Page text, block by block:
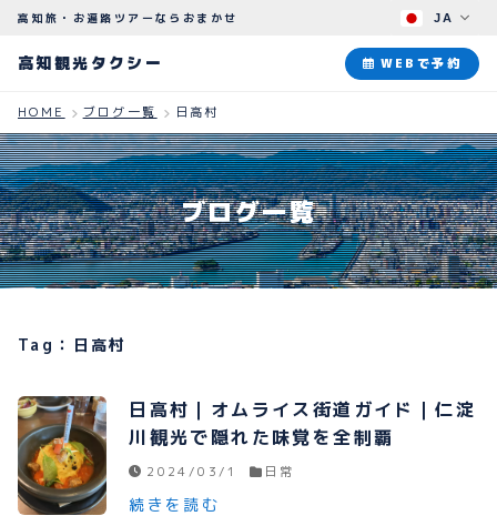
高知観光タクシー
ABOUT
観光タクシーについて
PLAN
観光プラン
ブログ
よくある質問
JA
高知旅・お遍路ツアーならおまかせ
高知観光タクシー WEBで予約
HOME ブログ一覧 日高村
ブログ一覧
Tag：日高村
日高村｜オムライス街道ガイド｜仁淀
川観光で隠れた味覚を全制覇
2024/03/1 日常
続きを読む